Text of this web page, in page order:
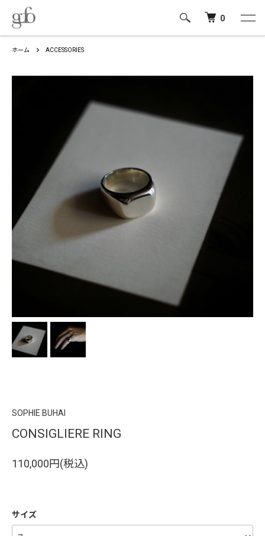
0
ホーム ACCESSORIES
SOPHIE BUHAI
CONSIGLIERE RING
110,000円(税込)
サイズ